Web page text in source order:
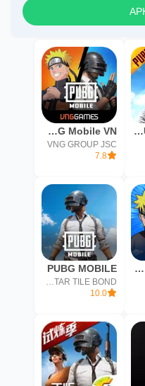
BETA PUBG MOBILE
PUBG Mobile VN
VNG GROUP JSC
7.8
Battlegrounds Mobile India (BGMI)
PUBG MOBILE
THREE STAR TILE BOND
10.0